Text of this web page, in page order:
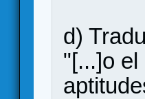
d)
"[...]o